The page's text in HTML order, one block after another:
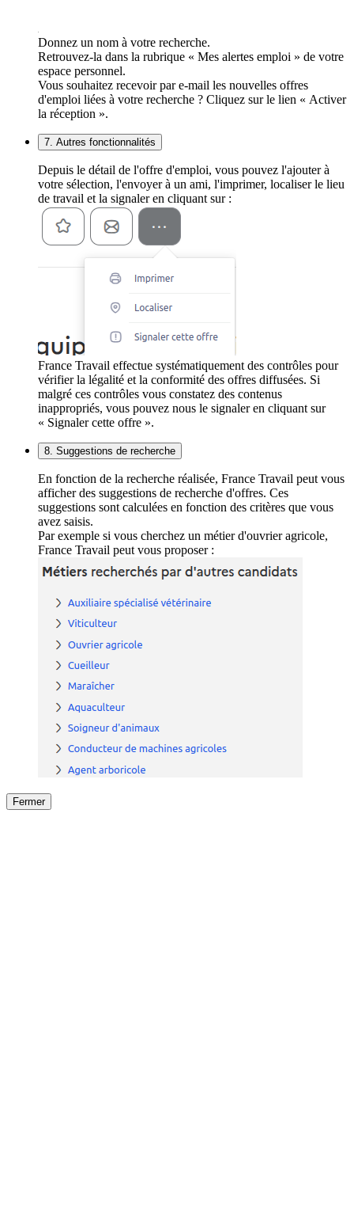
Donnez un nom à votre recherche.
Retrouvez-la dans la rubrique « Mes alertes emploi » de votre
espace personnel.
Vous souhaitez recevoir par e-mail les nouvelles offres
d'emploi liées à votre recherche ? Cliquez sur le lien « Activer
la réception ».
7. Autres fonctionnalités
Depuis le détail de l'offre d'emploi, vous pouvez l'ajouter à
votre sélection, l'envoyer à un ami, l'imprimer, localiser le lieu
de travail et la signaler en cliquant sur :
France Travail effectue systématiquement des contrôles pour
vérifier la légalité et la conformité des offres diffusées. Si
malgré ces contrôles vous constatez des contenus
inappropriés, vous pouvez nous le signaler en cliquant sur
« Signaler cette offre ».
8. Suggestions de recherche
En fonction de la recherche réalisée, France Travail peut vous
afficher des suggestions de recherche d'offres. Ces
suggestions sont calculées en fonction des critères que vous
avez saisis.
Par exemple si vous cherchez un métier d'ouvrier agricole,
France Travail peut vous proposer :
Fermer